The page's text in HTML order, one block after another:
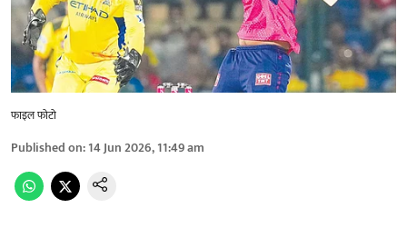
फाइल फोटो
Published on:14 Jun 2026, 11:49 am